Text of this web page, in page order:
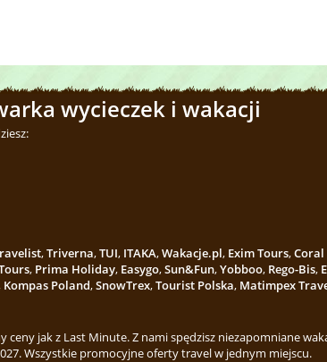
wycieczek i wakacji
,Triverna,TUI, ITAKA,Wakacje.pl, Exim Tours,Coral
, Prima Holiday, Easygo,Sun&Fun,Yobboo, Rego-Bis,
Kompas Poland,SnowTrex,Tourist Polska, Matimpex
jak z Last Minute. Z nami spędzisz niezapomniane
Wszystkie promocyjne oferty travel w jednym miejscu.